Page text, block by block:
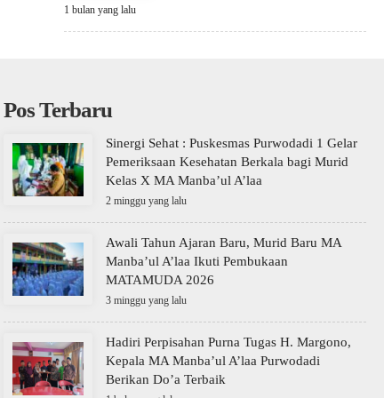
1 bulan yang lalu
Pos Terbaru
Sinergi Sehat : Puskesmas Purwodadi 1 Gelar
Pemeriksaan Kesehatan Berkala bagi Murid
Kelas X MA Manba’ul A’laa
2 minggu yang lalu
Awali Tahun Ajaran Baru, Murid Baru MA
Manba’ul A’laa Ikuti Pembukaan
MATAMUDA 2026
3 minggu yang lalu
Hadiri Perpisahan Purna Tugas H. Margono,
Kepala MA Manba’ul A’laa Purwodadi
Berikan Do’a Terbaik